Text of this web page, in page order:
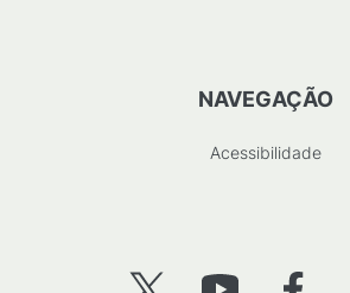
NAVEGAÇÃO
Acessibilidade